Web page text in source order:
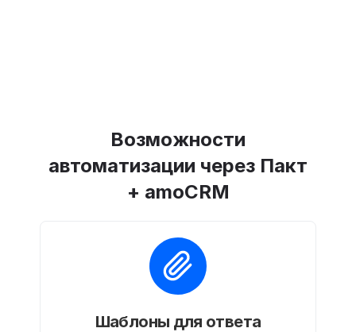
Возможности
автоматизации через Пакт
+ amoCRM
Шаблоны для ответа